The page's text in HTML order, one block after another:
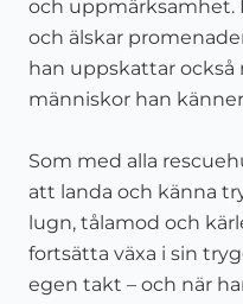
och uppmärksamhet.
och älskar
han uppskattar
människor han
Som med alla
att landa och känna
lugn, tålamod och
fortsätta växa i sin
egen takt – och när